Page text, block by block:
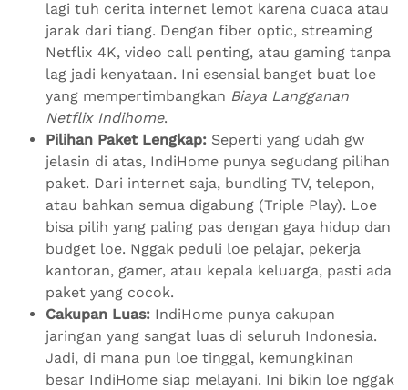
lagi tuh cerita internet lemot karena cuaca atau
jarak dari tiang. Dengan fiber optic, streaming
Netflix 4K, video call penting, atau gaming tanpa
lag jadi kenyataan. Ini esensial banget buat loe
yang mempertimbangkan Biaya Langganan
Netflix Indihome.
Pilihan Paket Lengkap: Seperti yang udah gw
jelasin di atas, IndiHome punya segudang pilihan
paket. Dari internet saja, bundling TV, telepon,
atau bahkan semua digabung (Triple Play). Loe
bisa pilih yang paling pas dengan gaya hidup dan
budget loe. Nggak peduli loe pelajar, pekerja
kantoran, gamer, atau kepala keluarga, pasti ada
paket yang cocok.
Cakupan Luas: IndiHome punya cakupan
jaringan yang sangat luas di seluruh Indonesia.
Jadi, di mana pun loe tinggal, kemungkinan
besar IndiHome siap melayani. Ini bikin loe nggak